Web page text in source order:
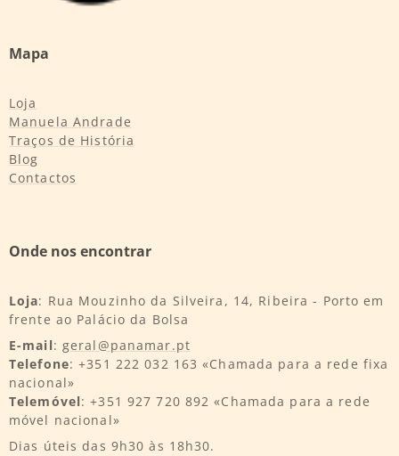
Mapa
Loja
Manuela Andrade
Traços de História
Blog
Contactos
Onde nos encontrar
Loja: Rua Mouzinho da Silveira, 14, Ribeira - Porto em
frente ao Palácio da Bolsa
E-mail: geral@panamar.pt
Telefone: +351 222 032 163 «Chamada para a rede fixa
nacional»
Telemóvel: +351 927 720 892 «Chamada para a rede
móvel nacional»
Dias úteis das 9h30 às 18h30.